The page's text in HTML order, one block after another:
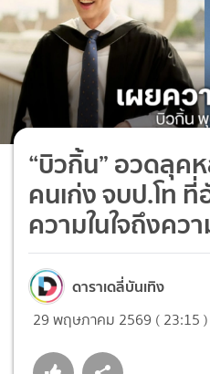
“บิวกิ้น” อวดลุ
คนเก่ง จบป.โท
ความในใจถึงคว
ดาราเดลี่บันเทิง
29 พฤษภาคม 2569 ( 23:15 )